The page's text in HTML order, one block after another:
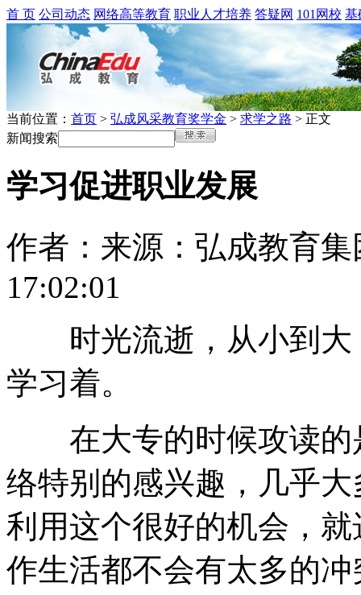
首 页 公司动态 网络高等教育 职业人才培养 答疑网 101网校 基
当前位置： 首页 > 弘成风采教育奖学金 > 求学之路 > 正文
新闻搜索
学习促进职业发展
作者： 来源：弘成教育集
17:02:01
时光流逝，从小到大
学习着。
在大专的时候攻读的
络特别的感兴趣，几乎
利用这个很好的机会，
作生活都不会有太多的冲